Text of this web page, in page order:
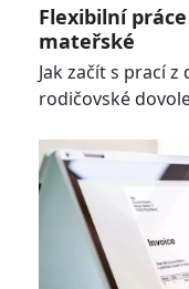
Flexibilní
mateřské
Jak začít s prací
rodičovské